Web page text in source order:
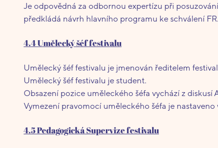
Je odpovědná za odbornou expertízu při
předkládá návrh hlavního programu ke schválení FR.
4.4 Umělecký šéf festivalu
Umělecký šéf festivalu je jmenován ředitelem
Umělecký šéf festivalu je student.
Obsazení pozice uměleckého šéfa vychází z diskusí
Vymezení pravomocí uměleckého šéfa je
4.5 Pedagogická Supervize festivalu